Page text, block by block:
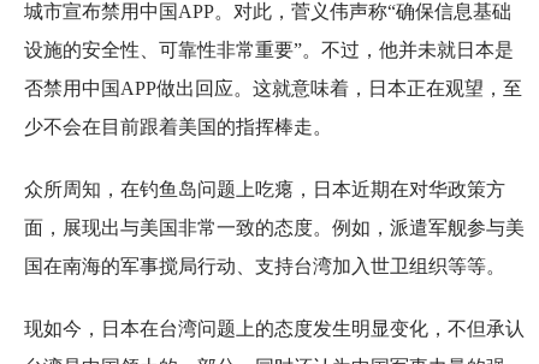
城市宣布禁用中国APP。对此，菅义伟声称“确保信息基础
设施的安全性、可靠性非常重要”。不过，他并未就日本是
否禁用中国APP做出回应。这就意味着，日本正在观望，至
少不会在目前跟着美国的指挥棒走。
众所周知，在钓鱼岛问题上吃瘪，日本近期在对华政策方
面，展现出与美国非常一致的态度。例如，派遣军舰参与美
国在南海的军事搅局行动、支持台湾加入世卫组织等等。
现如今，日本在台湾问题上的态度发生明显变化，不但承认